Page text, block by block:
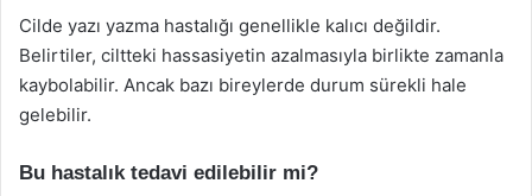
Cilde yazı yazma hastalığı genellikle kalıcı değildir.
Belirtiler, ciltteki hassasiyetin azalmasıyla birlikte zamanla
kaybolabilir. Ancak bazı bireylerde durum sürekli hale
gelebilir.
Bu hastalık tedavi edilebilir mi?